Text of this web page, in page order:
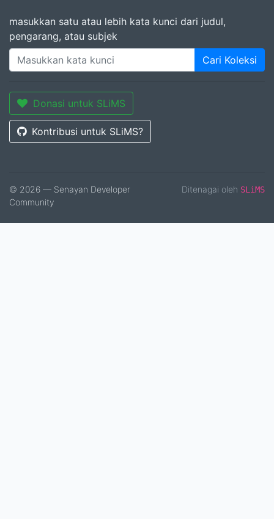
masukkan satu atau lebih kata kunci dari judul,
pengarang, atau subjek
Cari Koleksi
Donasi untuk SLiMS
Kontribusi untuk SLiMS?
© 2026 — Senayan Developer
Community
Ditenagai oleh SLiMS